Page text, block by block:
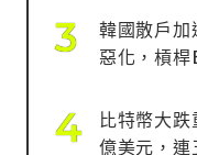
韓國散戶
惡化，槓桿
比特幣大
億美元，連